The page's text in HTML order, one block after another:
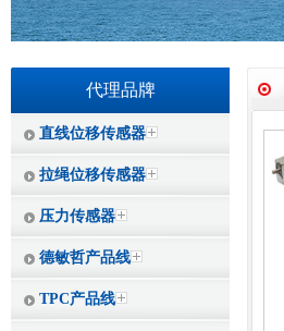
代理品牌
直线位移传感器
拉绳位移传感器
压力传感器
德敏哲产品线
TPC产品线